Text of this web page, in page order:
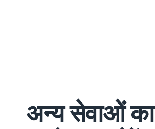
अन्य सेवाओं का